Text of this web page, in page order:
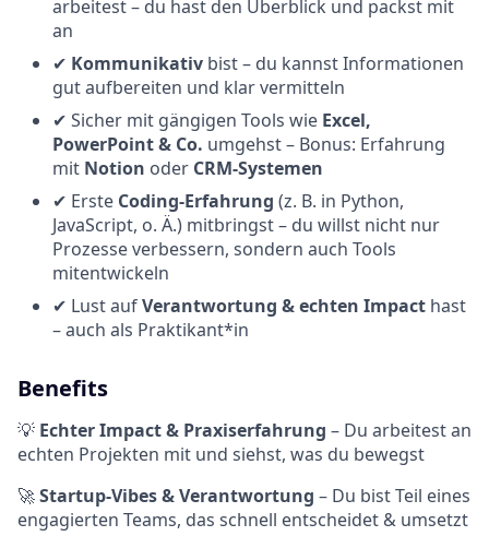
arbeitest – du hast den Überblick und packst mit
an
✔ Kommunikativ bist – du kannst Informationen
gut aufbereiten und klar vermitteln
✔ Sicher mit gängigen Tools wie Excel,
PowerPoint & Co. umgehst – Bonus: Erfahrung
mit Notion oder CRM-Systemen
✔ Erste Coding-Erfahrung (z. B. in Python,
JavaScript, o. Ä.) mitbringst – du willst nicht nur
Prozesse verbessern, sondern auch Tools
mitentwickeln
✔ Lust aufVerantwortung & echten Impact hast
– auch als Praktikant*in
Benefits
💡 Echter Impact & Praxiserfahrung – Du arbeitest an
echten Projekten mit und siehst, was du bewegst
🚀Startup-Vibes & Verantwortung – Du bist Teil eines
engagierten Teams, das schnell entscheidet & umsetzt